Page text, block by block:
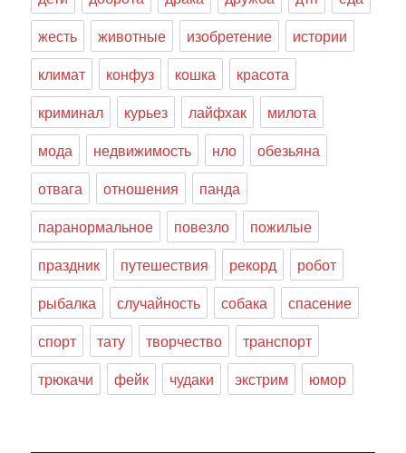
жесть
животные изобретение
истории
климат
конфуз кошка
красота
криминал
курьез лайфхак
милота
мода
недвижимость нло
обезьяна
отвага
отношения
панда
паранормальное
повезло
пожилые
праздник
путешествия рекорд
робот
рыбалка
случайность собака
спасение
спорт
тату творчество
транспорт
трюкачи
фейк чудаки экстрим юмор